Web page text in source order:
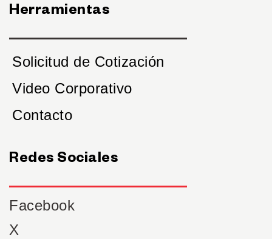
Herramientas
Solicitud de Cotización
Video Corporativo
Contacto
Redes Sociales
Facebook
X